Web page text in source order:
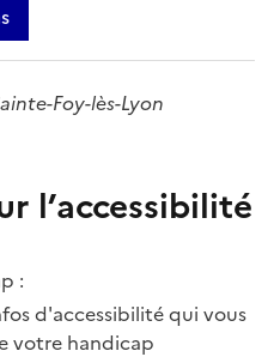
Foy-lès-Lyon
l’accessibilité
:
d'accessibilité qui vous
votre handicap